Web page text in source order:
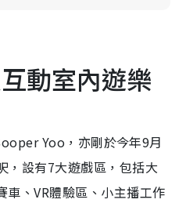
動室內遊樂
Yoo ，亦剛於今年9月
，設有7大遊戲區，包括大
車、VR體驗區、小主播工作